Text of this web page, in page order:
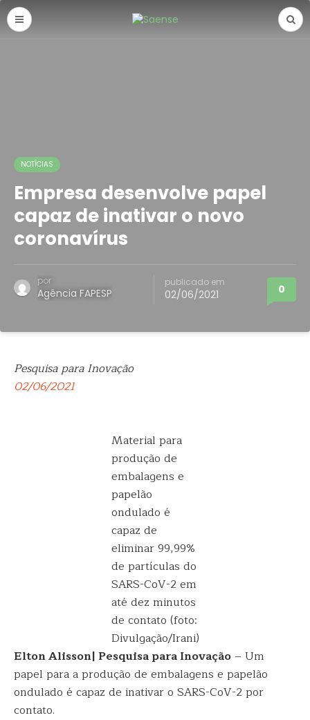
NOTÍCIAS
Empresa desenvolve papel
capaz de inativar o novo
coronavírus
por
Agência FAPESP
publicado em
02/06/2021 0
Pesquisa para Inovação
02/06/2021
Material para
produção de
embalagens e
papelão
ondulado é
capaz de
eliminar 99,99%
de partículas do
SARS-CoV-2 em
até dez minutos
de contato (foto:
Divulgação/Irani)
Elton Alisson| Pesquisa para Inovação – Um
papel para a produção de embalagens e papelão
ondulado é capaz de inativar o SARS-CoV-2 por
contato.